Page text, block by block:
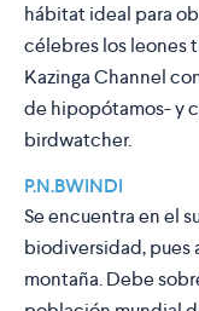
hábitat ideal para
célebres los leones
Kazinga Channel
de hipopótamos- y
birdwatcher.
P.N.BWINDI
Se encuentra en el
biodiversidad, pues
montaña. Debe